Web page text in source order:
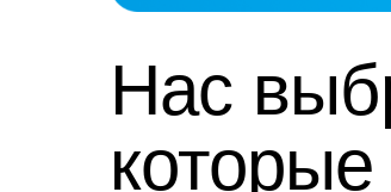
Нас